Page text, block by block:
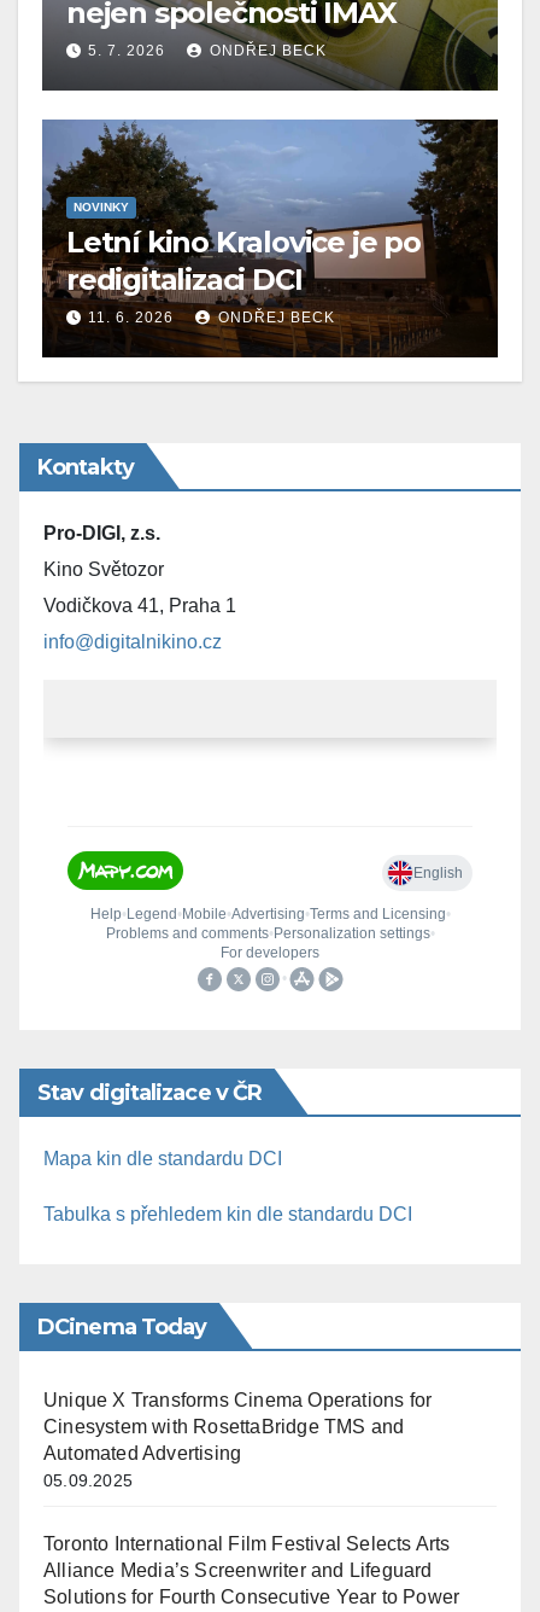
nejen společnosti IMAX
5. 7. 2026 ONDŘEJ BECK
NOVINKY
Letní kino Kralovice je po
redigitalizaci DCI
11. 6. 2026 ONDŘEJ BECK
Kontakty
Pro-DIGI, z.s.
Kino Světozor
Vodičkova 41, Praha 1
info@digitalnikino.cz
Stav digitalizace v ČR
Mapa kin dle standardu DCI
Tabulka s přehledem kin dle standardu DCI
DCinema Today
Unique X Transforms Cinema Operations for
Cinesystem with RosettaBridge TMS and
Automated Advertising
05.09.2025
Toronto International Film Festival Selects Arts
Alliance Media’s Screenwriter and Lifeguard
Solutions for Fourth Consecutive Year to Power